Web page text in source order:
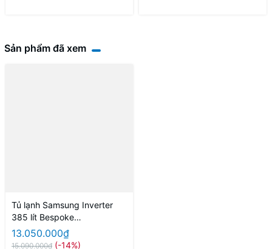
Sản phẩm đã xem
Tủ lạnh Samsung Inverter
385 lít Bespoke
RT38CB668412SV
13.050.000₫
15.090.000₫ (-14%)